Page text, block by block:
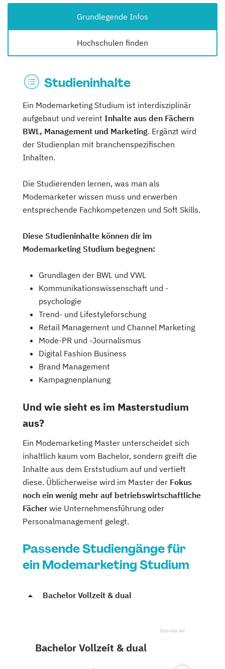
Grundlegende Infos
Hochschulen finden
Studieninhalte
Ein Modemarketing Studium ist interdisziplinär
aufgebaut und vereint Inhalte aus den Fächern
BWL, Management und Marketing. Ergänzt wird
der Studienplan mit branchenspezifischen
Inhalten.
Die Studierenden lernen, was man als
Modemarketer wissen muss und erwerben
entsprechende Fachkompetenzen und Soft Skills.
Diese Studieninhalte können dir im
Modemarketing Studium begegnen:
Grundlagen der BWL und VWL
Kommunikationswissenschaft und -
psychologie
Trend- und Lifestyleforschung
Retail Management und Channel Marketing
Mode-PR und -Journalismus
Digital Fashion Business
Brand Management
Kampagnenplanung
Und wie sieht es im Masterstudium
aus?
Ein Modemarketing Master unterscheidet sich
inhaltlich kaum vom Bachelor, sondern greift die
Inhalte aus dem Erststudium auf und vertieft
diese. Üblicherweise wird im Master der Fokus
noch ein wenig mehr auf betriebswirtschaftliche
Fächer wie Unternehmensführung oder
Personalmanagement gelegt.
Passende Studiengänge für
ein Modemarketing Studium
Bachelor Vollzeit & dual
Bachelor Vollzeit & dual